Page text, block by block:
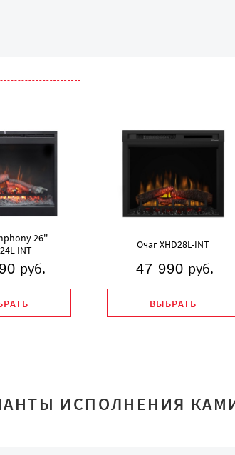
26''
INT
руб.
ОчагXHD28L-INT
47 990 руб.
ВЫБРАТЬ
ИСПОЛНЕНИЯ